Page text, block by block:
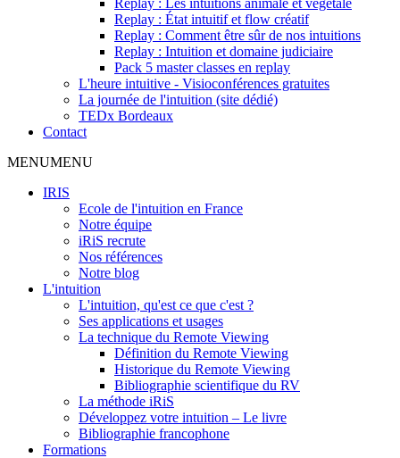
Replay : Les intuitions animale et végétale
Replay : État intuitif et flow créatif
Replay : Comment être sûr de nos intuitions
Replay : Intuition et domaine judiciaire
Pack 5 master classes en replay
L'heure intuitive - Visioconférences gratuites
La journée de l'intuition (site dédié)
TEDx Bordeaux
Contact
MENUMENU
IRIS
Ecole de l'intuition en France
Notre équipe
iRiS recrute
Nos références
Notre blog
L'intuition
L'intuition, qu'est ce que c'est ?
Ses applications et usages
La technique du Remote Viewing
Définition du Remote Viewing
Historique du Remote Viewing
Bibliographie scientifique du RV
La méthode iRiS
Développez votre intuition – Le livre
Bibliographie francophone
Formations